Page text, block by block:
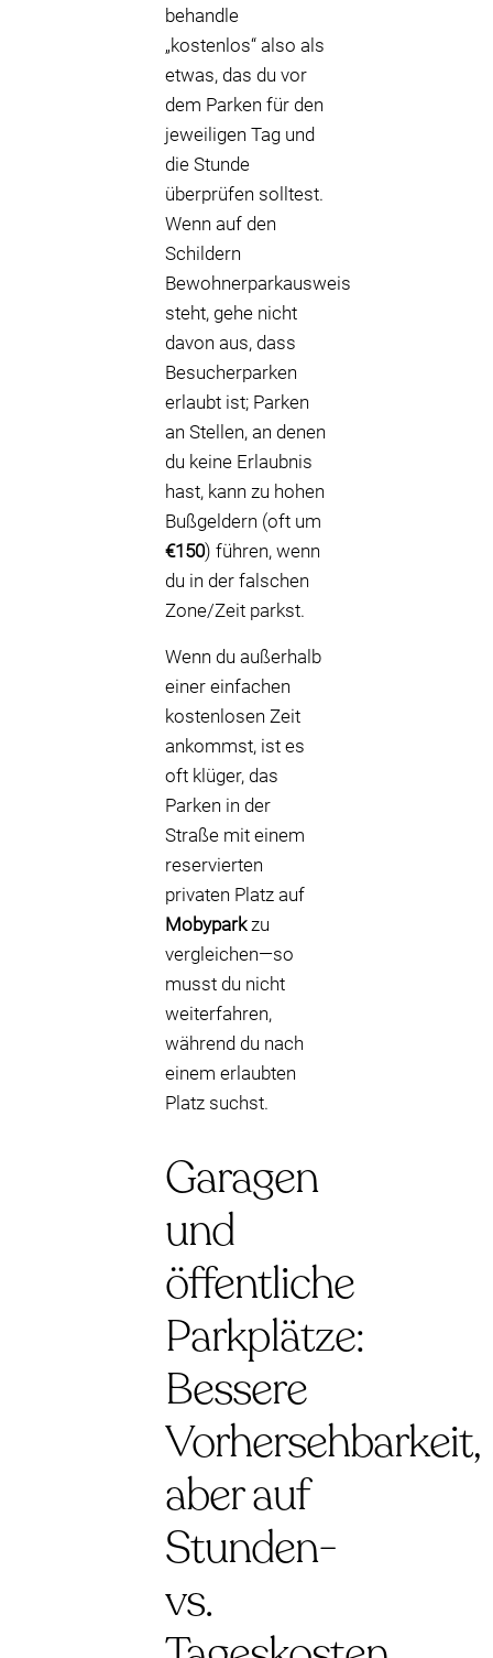
behandle
„kostenlos“ also als
etwas, das du vor
dem Parken für den
jeweiligen Tag und
die Stunde
überprüfen solltest.
Wenn auf den
Schildern
Bewohnerparkausweis
steht, gehe nicht
davon aus, dass
Besucherparken
erlaubt ist; Parken
an Stellen, an denen
du keine Erlaubnis
hast, kann zu hohen
Bußgeldern (oft um
€150) führen, wenn
du in der falschen
Zone/Zeit parkst.
Wenn du außerhalb
einer einfachen
kostenlosen Zeit
ankommst, ist es
oft klüger, das
Parken in der
Straße mit einem
reservierten
privaten Platz auf
Mobyparkzu
vergleichen—so
musst du nicht
weiterfahren,
während du nach
einem erlaubten
Platz suchst.
Garagen
und
öffentliche
Parkplätze:
Bessere
Vorhersehbarkeit,
aber auf
Stunden-
vs.